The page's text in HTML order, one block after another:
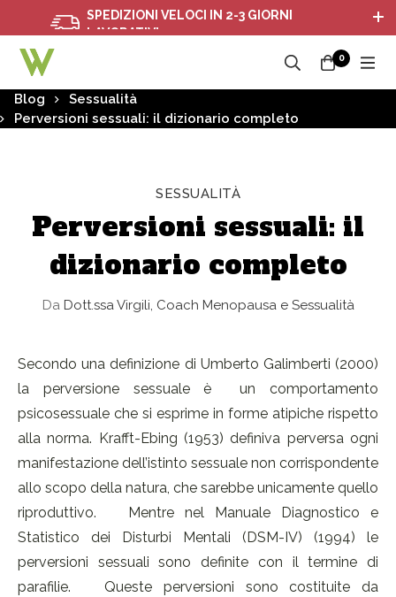
SPEDIZIONI VELOCI IN 2-3 GIORNI
LAVORATIVI
0
Blog
Sessualità
Perversioni sessuali: il dizionario completo
SESSUALITÀ
Perversioni sessuali: il
dizionario completo
DaDott.ssa Virgili, Coach Menopausa e Sessualità
Secondo una definizione di Umberto Galimberti (2000)
la perversione sessuale è un comportamento
psicosessuale che si esprime in forme atipiche rispetto
alla norma. Krafft-Ebing (1953) definiva perversa ogni
manifestazione dell’istinto sessuale non corrispondente
allo scopo della natura, che sarebbe unicamente quello
riproduttivo. Mentre nel Manuale Diagnostico e
Statistico dei Disturbi Mentali (DSM-IV) (1994) le
perversioni sessuali sono definite con il termine di
parafilie. Queste perversioni sono costituite da